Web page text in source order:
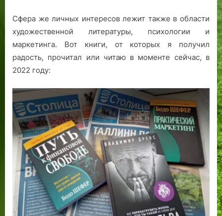
Сфера же личных интересов лежит также в области
художественной литературы, психологии и
маркетинга. Вот книги, от которых я получил
радость, прочитал или читаю в моменте сейчас, в
2022 году: